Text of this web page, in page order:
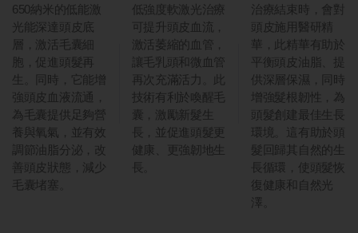
650納米的低能激
光能深達頭皮底
層，激活毛囊細
胞，促進頭髮再
生。同時，它能增
強頭皮血液流通，
為毛囊提供足夠營
養與氧氣，並有效
調節油脂分泌，改
善頭皮狀態，減少
毛囊堵塞。
低強度軟激光治療
可提升頭皮血流，
激活萎縮的血管，
讓毛乳頭和微血管
再次充滿活力。此
技術有利於喚醒毛
囊，激勵新髮生
長，並促進頭髮更
健康、更強韌地生
長。
治療結束時，會對
頭皮施用醫研精
華，此精華有助於
平衡頭皮油脂、提
供深層保濕，同時
增強髮根韌性，為
頭髮創建最佳生長
環境。這有助於頭
髮回歸其自然的生
長循環，使頭髮恢
復健康和自然光
澤。